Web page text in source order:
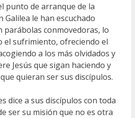
punto de arranque de la
Galilea le han escuchado
parábolas conmovedoras, lo
el sufrimiento, ofreciendo el
a los más olvidados y
Jesús que sigan haciendo y
quieran ser sus discípulos.
dice a sus discípulos con toda
ser su misión que no es otra